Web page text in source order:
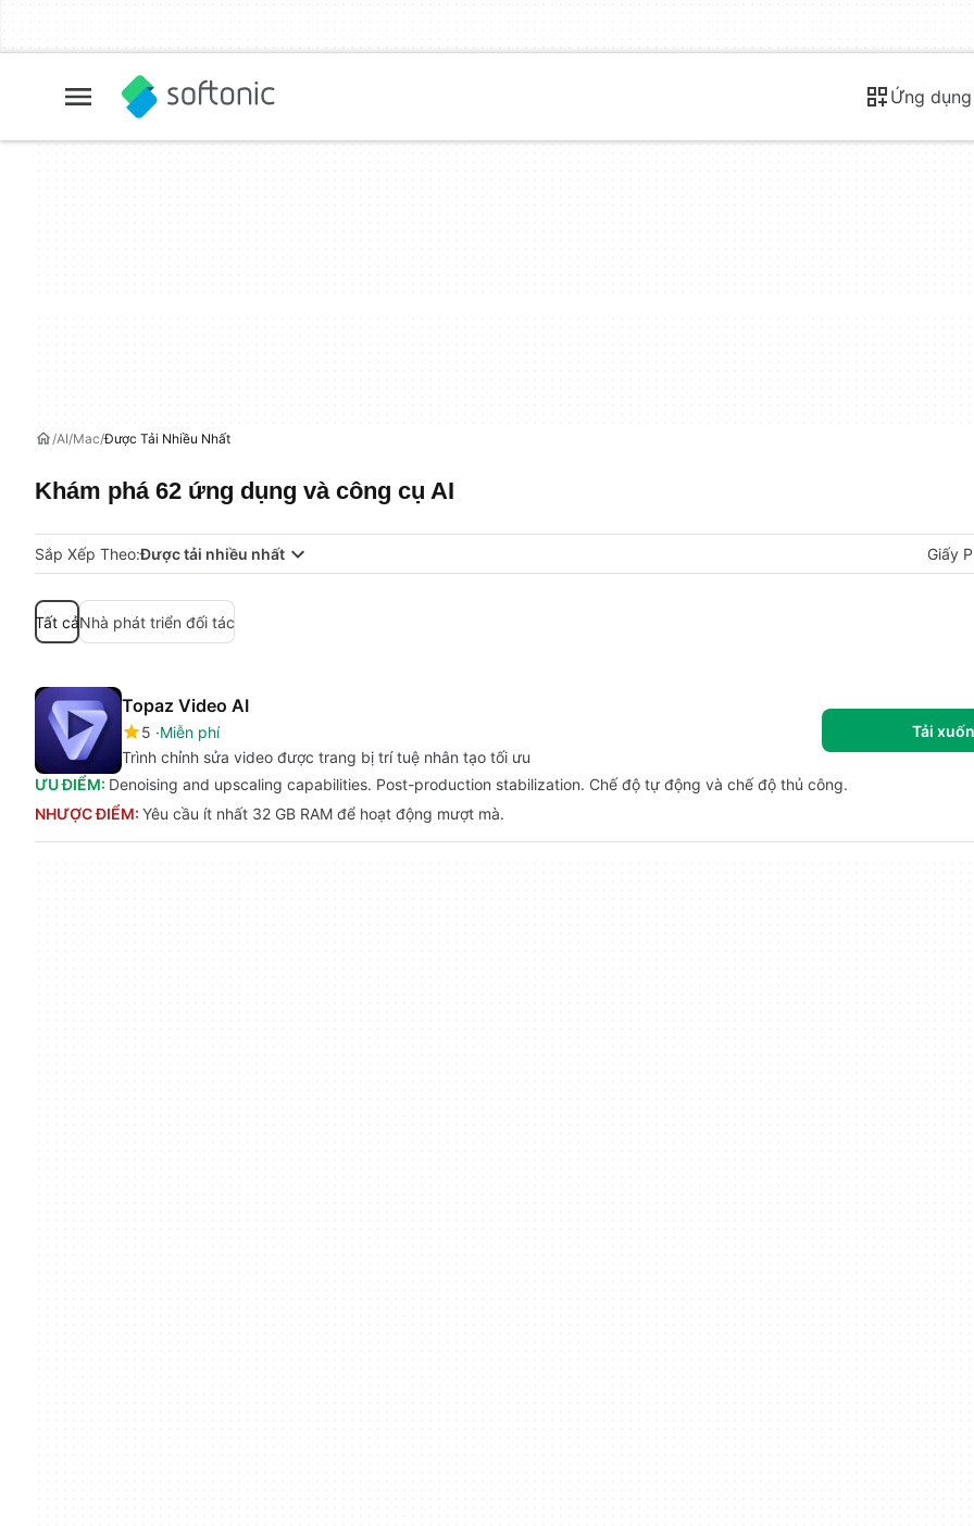
Ứng dụng
AI Mac Được Tải Nhiều Nhất
Khám phá 62 ứng dụng và công cụ AI
Sắp Xếp Theo:Được tải nhiều nhất Giấy
Tất cảNhà phát triển đối tác
Topaz Video AI
5 Miễn phí
Trình chỉnh sửa video được trang bị trí tuệ nhân tạo tối ưu
Tải
ƯU ĐIỂM: Denoising and upscaling capabilities. Post-production stabilization. Chế độ tự động và chế độ thủ công.
NHƯỢC ĐIỂM: Yêu cầu ít nhất 32 GB RAM để hoạt động mượt mà.